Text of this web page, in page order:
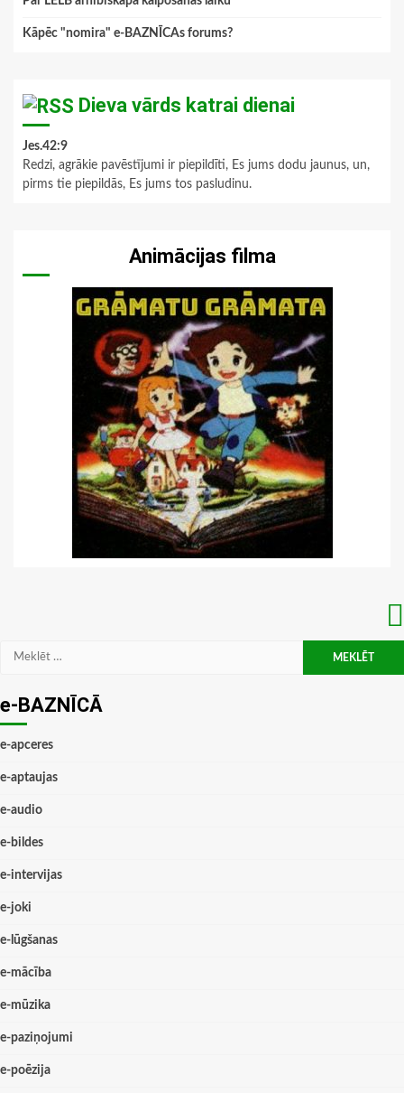
Kāpēc "nomira" e-BAZNĪCAs forums?
Dieva vārds katrai dienai
Jes.42:9
Redzi, agrākie pavēstījumi ir piepildīti, Es jums dodu jaunus, un,
pirms tie piepildās, Es jums tos pasludinu.
Animācijas filma
Meklēt:
e-BAZNĪCĀ
e-apceres
e-aptaujas
e-audio
e-bildes
e-intervijas
e-joki
e-lūgšanas
e-mācība
e-mūzika
e-paziņojumi
e-poēzija